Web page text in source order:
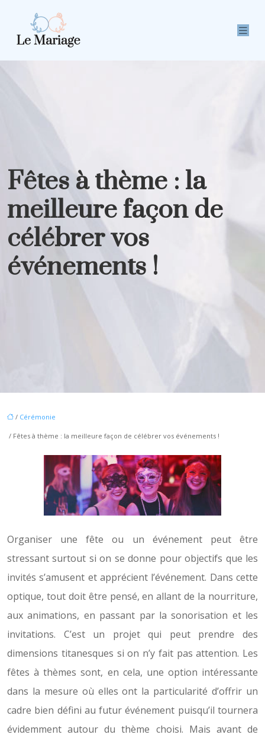
Fêtes à thème : la
meilleure façon de
célébrer vos
événements !
/ Cérémonie
/ Fêtes à thème : la meilleure façon de célébrer vos événements !
Organiser une fête ou un événement peut être
stressant surtout si on se donne pour objectifs que les
invités s’amusent et apprécient l’événement. Dans cette
optique, tout doit être pensé, en allant de la nourriture,
aux animations, en passant par la sonorisation et les
invitations. C’est un projet qui peut prendre des
dimensions titanesques si on n’y fait pas attention. Les
fêtes à thèmes sont, en cela, une option intéressante
dans la mesure où elles ont la particularité d’offrir un
cadre bien défini au futur événement puisqu’il tournera
évidemment autour du thème choisi. Mais avant de